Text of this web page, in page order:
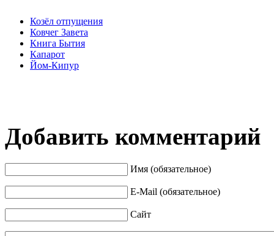
Козёл отпущения
Ковчег Завета
Книга Бытия
Капарот
Йом-Кипур
Добавить комментарий
Имя (обязательное)
E-Mail (обязательное)
Сайт